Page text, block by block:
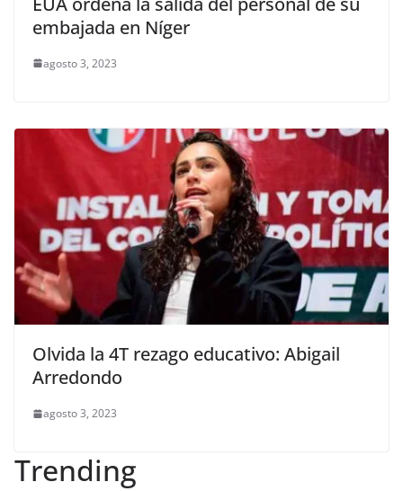
embajada en Níger
agosto 3, 2023
Olvida la 4T rezago educativo: Abigail
Arredondo
agosto 3, 2023
Trending